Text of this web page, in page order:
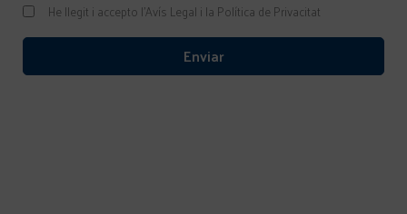
He llegit i accepto l'Avís Legal i la Política de Privacitat
Enviar